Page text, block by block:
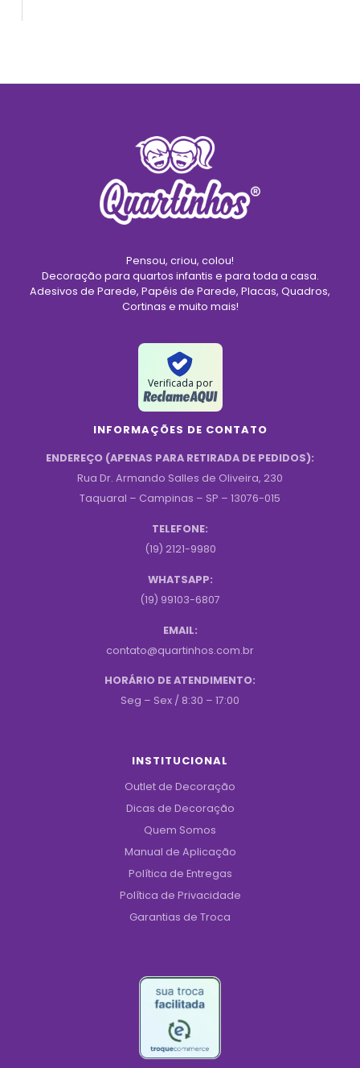
Pensou, criou, colou!
Decoração para quartos infantis e para toda a casa.
Adesivos de Parede, Papéis de Parede, Placas, Quadros,
Cortinas e muito mais!
Verificada por
INFORMAÇÕES DE CONTATO
ENDEREÇO (APENAS PARA RETIRADA DE PEDIDOS):
Rua Dr. Armando Salles de Oliveira, 230
Taquaral – Campinas – SP – 13076-015
TELEFONE:
(19) 2121-9980
WHATSAPP:
(19) 99103-6807
EMAIL:
contato@quartinhos.com.br
HORÁRIO DE ATENDIMENTO:
Seg – Sex / 8:30 – 17:00
INSTITUCIONAL
Outlet de Decoração
Dicas de Decoração
Quem Somos
Manual de Aplicação
Política de Entregas
Política de Privacidade
Garantias de Troca